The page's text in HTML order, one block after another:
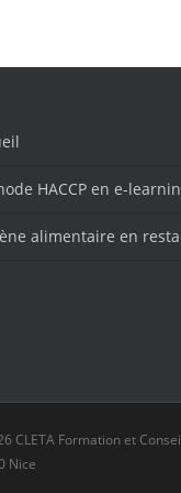
HACCP en e-
alimentaire en
CLETA Formation et
Nice